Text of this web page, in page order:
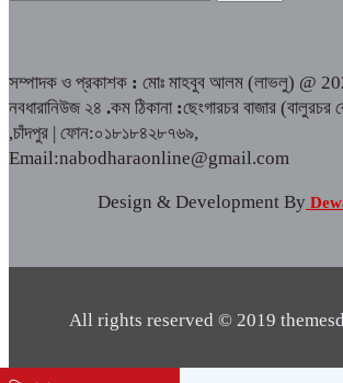
সম্পাদক ও প্রকাশক : মোঃ মাহবুব আলম (লাভলু) @
নবধারানিউজ ২৪ .কম ঠিকানা :ছেংগারচর বাজার
,চাঁদপুর | ফোন:০১৮১৮৪২৮৭৬৯,
Email:nabodharaonline@gmail.com
Design & Development By
All rights reserved © 2019